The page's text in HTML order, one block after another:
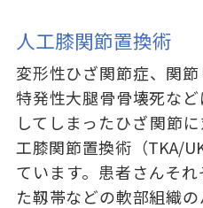
人工膝関節置換術
変形性ひざ関節症、関節
特発性大腿骨骨壊死な
してしまったひざ関節
工膝関節置換術（TKA/
ています。患者さんそ
た靱帯などの軟部組織の